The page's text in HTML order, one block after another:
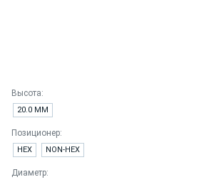
Высота:
20.0 ММ
Позиционер:
HEX NON-HEX
Диаметр: